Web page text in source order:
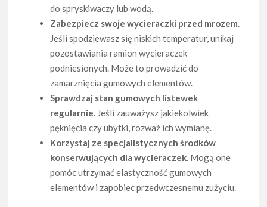
do spryskiwaczy lub wodą.
Zabezpiecz swoje wycieraczki przed mrozem.
Jeśli spodziewasz się niskich temperatur, unikaj
pozostawiania ramion wycieraczek
podniesionych. Może to prowadzić do
zamarznięcia gumowych elementów.
Sprawdzaj stan gumowych listewek
regularnie. Jeśli zauważysz jakiekolwiek
pęknięcia czy ubytki, rozważ ich wymianę.
Korzystaj ze specjalistycznych środków
konserwujących dla wycieraczek. Mogą one
pomóc utrzymać elastyczność gumowych
elementów i zapobiec przedwczesnemu zużyciu.